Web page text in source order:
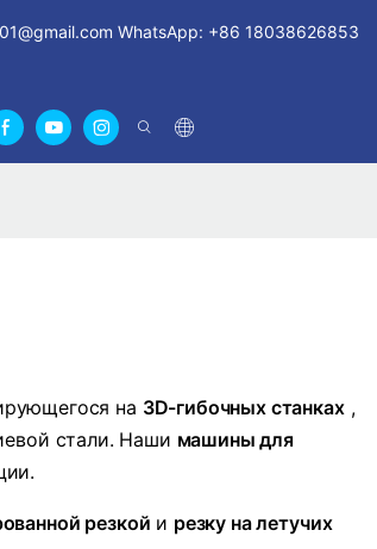
WhatsApp: +86 18038626853
НАМИ О НАС СЕРТИФИКАТЫ
на 3D-гибочных станках,
стали. Наши машины для
резкой и резку на летучих